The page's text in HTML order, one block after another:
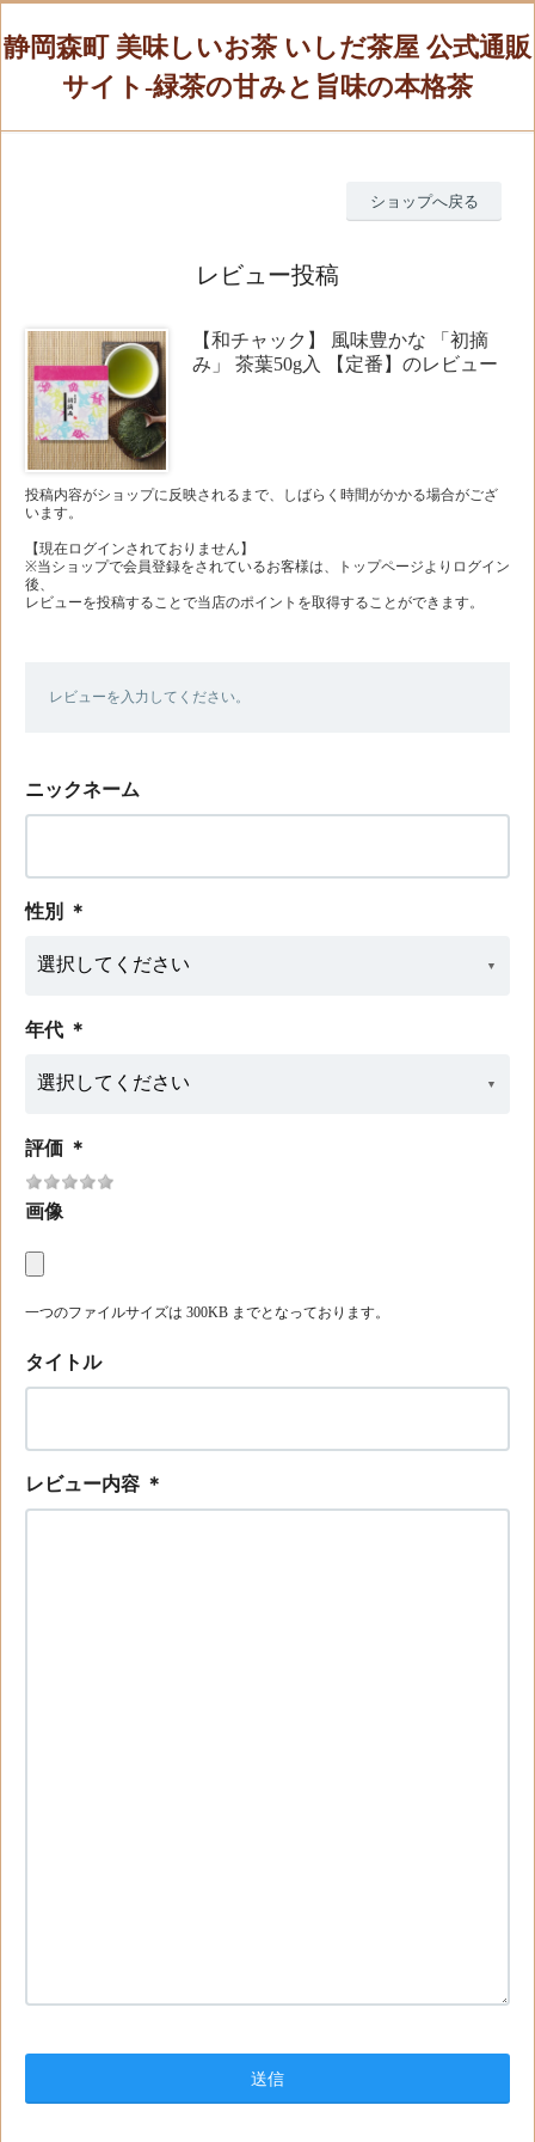
静岡森町 美味しいお茶 いしだ茶屋 公式通販
サイト-緑茶の甘みと旨味の本格茶
ショップへ戻る
レビュー投稿
【和チャック】 風味豊かな 「初摘
み」 茶葉50g入 【定番】のレビュー
投稿内容がショップに反映されるまで、しばらく時間がかかる場合がござ
います。
【現在ログインされておりません】
※当ショップで会員登録をされているお客様は、トップページよりログイン
後、
レビューを投稿することで当店のポイントを取得することができます。
レビューを入力してください。
ニックネーム
性別 ＊
年代 ＊
評価 ＊
画像
一つのファイルサイズは 300KB までとなっております。
タイトル
レビュー内容 ＊